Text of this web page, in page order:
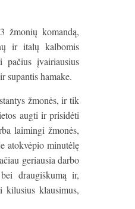
žmonių komandą,
ir italų kalbomis
pačius įvairiausius
supantis hamake.
žmonės, ir tik
augti ir prisidėti
laimingi žmonės,
atokvėpio minutėlę
geriausia darbo
draugiškumą ir,
kilusius klausimus,